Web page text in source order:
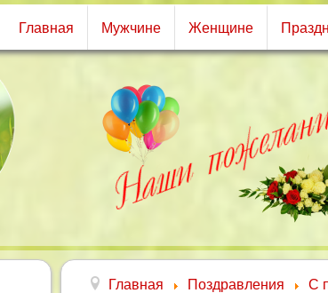
Главная Мужчине Женщине
Главная Поздравления
С